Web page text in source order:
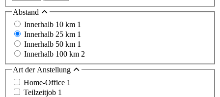
Abstand
Innerhalb 10 km 1
Innerhalb 25 km 1
Innerhalb 50 km 1
Innerhalb 100 km 2
Art der Anstellung
Home-Office 1
Teilzeitjob 1